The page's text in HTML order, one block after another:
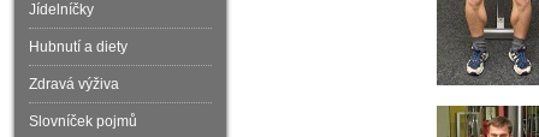
Jídelníčky
Hubnutí a diety
Zdravá výživa
Slovníček pojmů